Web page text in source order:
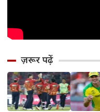
ज़रूर पढ़ें